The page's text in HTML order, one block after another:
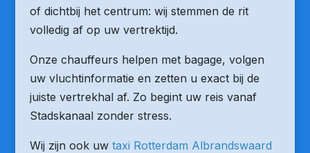
of dichtbij het centrum: wij stemmen de rit
volledig af op uw vertrektijd.
Onze chauffeurs helpen met bagage, volgen
uw vluchtinformatie en zetten u exact bij de
juiste vertrekhal af. Zo begint uw reis vanaf
Stadskanaal zonder stress.
Wij zijn ook uw taxi Rotterdam Albrandswaard